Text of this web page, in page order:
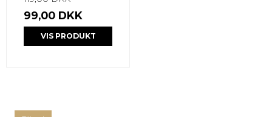
99,00 DKK
VIS PRODUKT